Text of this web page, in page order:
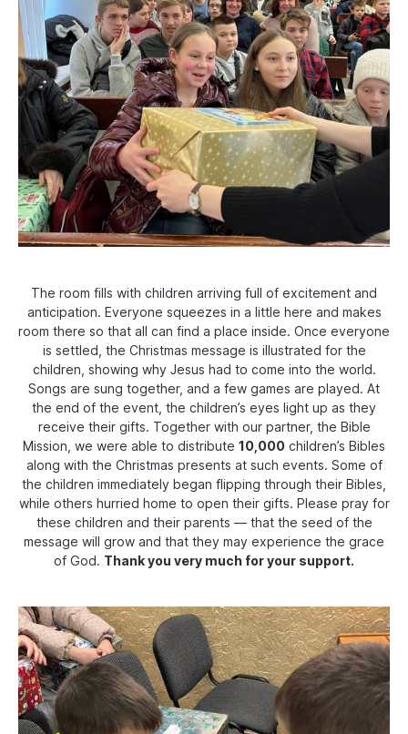
The room fills with children arriving full of excitement and
anticipation. Everyone squeezes in a little here and makes
room there so that all can find a place inside. Once everyone
is settled, the Christmas message is illustrated for the
children, showing why Jesus had to come into the world.
Songs are sung together, and a few games are played. At
the end of the event, the children’s eyes light up as they
receive their gifts. Together with our partner, the Bible
Mission, we were able to distribute 10,000 children’s Bibles
along with the Christmas presents at such events. Some of
the children immediately began flipping through their Bibles,
while others hurried home to open their gifts. Please pray for
these children and their parents — that the seed of the
message will grow and that they may experience the grace
of God. Thank you very much for your support.